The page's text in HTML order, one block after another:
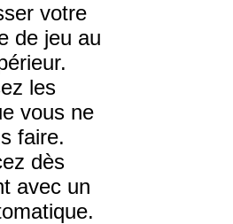
votre
de jeu au
les
vous ne
faire.
dès
avec un